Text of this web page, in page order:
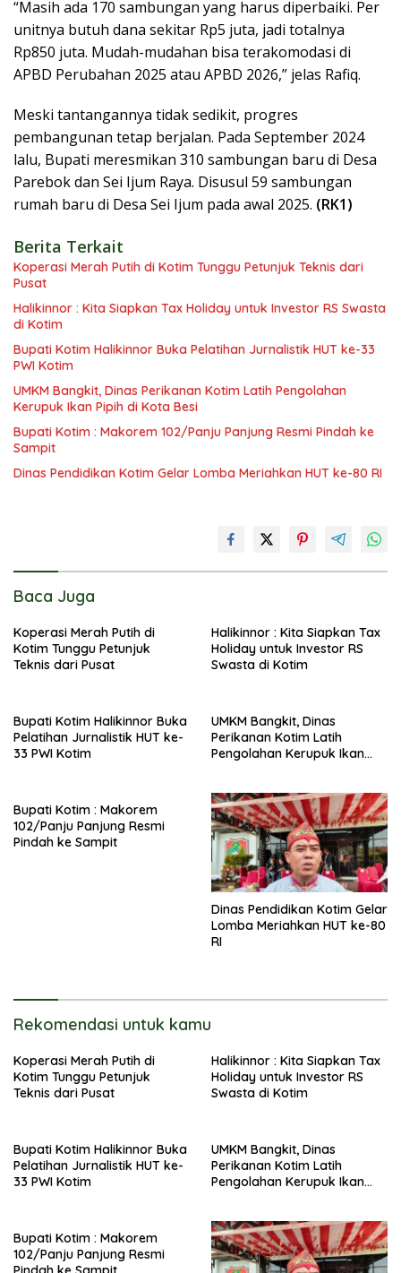
“Masih ada 170 sambungan yang harus diperbaiki. Per
unitnya butuh dana sekitar Rp5 juta, jadi totalnya
Rp850 juta. Mudah-mudahan bisa terakomodasi di
APBD Perubahan 2025 atau APBD 2026,” jelas Rafiq.
Meski tantangannya tidak sedikit, progres
pembangunan tetap berjalan. Pada September 2024
lalu, Bupati meresmikan 310 sambungan baru di Desa
Parebok dan Sei Ijum Raya. Disusul 59 sambungan
rumah baru di Desa Sei Ijum pada awal 2025. (RK1)
Berita Terkait
Koperasi Merah Putih di Kotim Tunggu Petunjuk Teknis dari
Pusat
Halikinnor : Kita Siapkan Tax Holiday untuk Investor RS Swasta
di Kotim
Bupati Kotim Halikinnor Buka Pelatihan Jurnalistik HUT ke-33
PWI Kotim
UMKM Bangkit, Dinas Perikanan Kotim Latih Pengolahan
Kerupuk Ikan Pipih di Kota Besi
Bupati Kotim : Makorem 102/Panju Panjung Resmi Pindah ke
Sampit
Dinas Pendidikan Kotim Gelar Lomba Meriahkan HUT ke-80 RI
Baca Juga
Koperasi Merah Putih di
Kotim Tunggu Petunjuk
Teknis dari Pusat
Halikinnor : Kita Siapkan Tax
Holiday untuk Investor RS
Swasta di Kotim
Bupati Kotim Halikinnor Buka
Pelatihan Jurnalistik HUT ke-
33 PWI Kotim
UMKM Bangkit, Dinas
Perikanan Kotim Latih
Pengolahan Kerupuk Ikan
Bupati Kotim : Makorem
102/Panju Panjung Resmi
Pindah ke Sampit
Dinas Pendidikan Kotim Gelar
Lomba Meriahkan HUT ke-80
RI
Rekomendasi untuk kamu
Koperasi Merah Putih di
Kotim Tunggu Petunjuk
Teknis dari Pusat
Halikinnor : Kita Siapkan Tax
Holiday untuk Investor RS
Swasta di Kotim
Bupati Kotim Halikinnor Buka
Pelatihan Jurnalistik HUT ke-
33 PWI Kotim
UMKM Bangkit, Dinas
Perikanan Kotim Latih
Pengolahan Kerupuk Ikan
Bupati Kotim : Makorem
102/Panju Panjung Resmi